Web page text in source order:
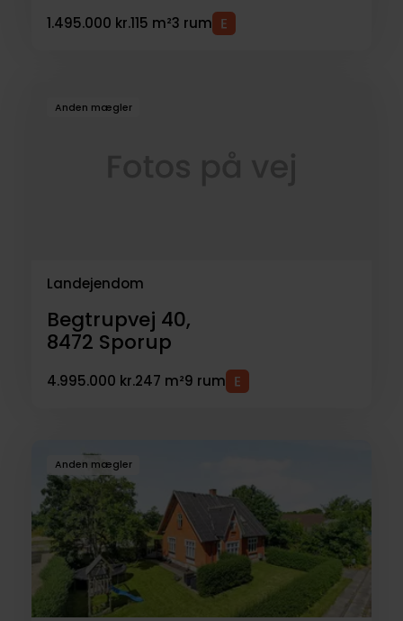
1.495.000 kr.115 m²3 rum
Anden mægler
Landejendom
Begtrupvej 40,
8472 Sporup
4.995.000 kr.247 m²9 rum
Anden mægler